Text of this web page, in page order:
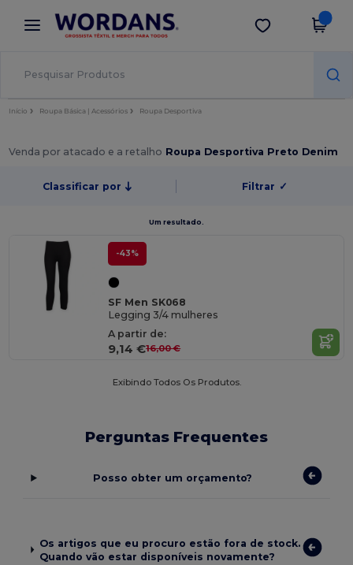
× App Wordans
Melhores preços na app!
Obter app
Início Roupa Básica | Acessórios Roupa Desportiva
Venda por atacado e a retalho Roupa Desportiva Preto Denim
Classificar por Filtrar ✓
Um resultado.
-43%
SF Men SK068
Legging 3/4 mulheres
A partir de:
9,14 €16,00 €
Exibindo Todos Os Produtos.
Perguntas Frequentes
Posso obter um orçamento?
Os artigos que eu procuro estão fora de stock.
Quando vão estar disponíveis novamente?